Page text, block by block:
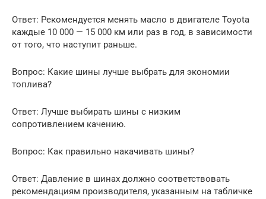
Ответ: Рекомендуется менять масло в двигателе Toyota
каждые 10 000 — 15 000 км или раз в год, в зависимости
от того, что наступит раньше.
Вопрос: Какие шины лучше выбрать для экономии
топлива?
Ответ: Лучше выбирать шины с низким
сопротивлением качению.
Вопрос: Как правильно накачивать шины?
Ответ: Давление в шинах должно соответствовать
рекомендациям производителя, указанным на табличке